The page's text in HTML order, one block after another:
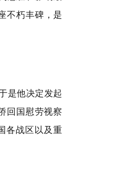
不朽丰碑，是
是他决定发起
回国慰劳视察
各战区以及重